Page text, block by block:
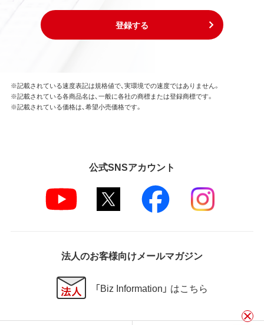
登録する
※記載されている速度表記は規格値で、実環境での速度ではありません。
※記載されている各商品名は、一般に各社の商標または登録商標です。
※記載されている価格は、希望小売価格です。
公式SNSアカウント
法人のお客様向けメールマガジン
「Biz Information」 はこちら